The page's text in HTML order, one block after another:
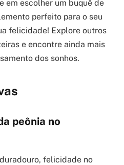
em escolher um buquê de
perfeito para o seu
felicidade! Explore outros
e encontre ainda mais
dos sonhos.
peônia no
felicidade no